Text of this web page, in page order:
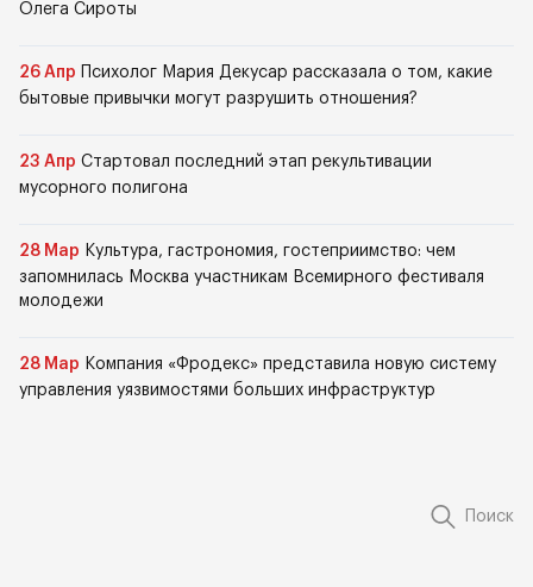
Олега Сироты
26 Апр
Психолог Мария Декусар рассказала о том, какие
бытовые привычки могут разрушить отношения?
23 Апр Стартовал последний этап рекультивации
мусорного полигона
28 Мар Культура, гастрономия, гостеприимство: чем
запомнилась Москва участникам Всемирного фестиваля
молодежи
28 Мар Компания «Фродекс» представила новую систему
управления уязвимостями больших инфраструктур
Поиск